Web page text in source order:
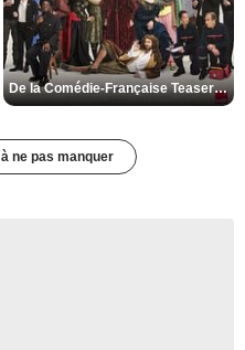
De la Comédie-Française Teaser VF
ne pas manquer